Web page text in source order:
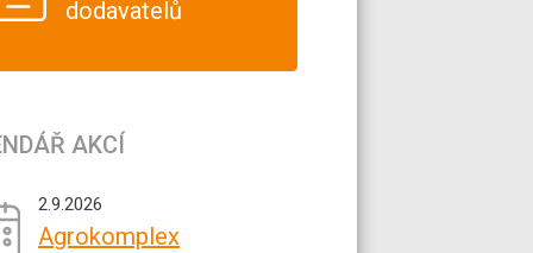
dodavatelů
AKCÍ
2.9.2026
Agrokomplex